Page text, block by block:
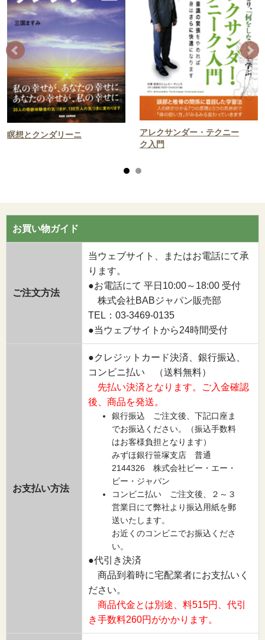
瞑想とクンダリーニ
アレクサンダー・テクニー
ク入門
お買い物ガイド
ご注文方法
当ウェブサイト、またはお電話にて承
ります。
●お電話にて 平日10:00～18:00 受付
株式会社BABジャパン販売部
TEL：03-3469-0135
●当ウェブサイトから24時間受付
お支払い方法
●クレジットカード決済、銀行振込、
コンビニ払い （送料無料）
先払い決済となります。ご入金確認
後、商品を発送。
銀行振込 ご注文後、下記口座ま
でお振込ください。（振込手数料
はお客様負担となります）
みずほ銀行笹塚支店 普通
2144326 株式会社ビー・エー・
ビー・ジャパン
コンビニ払い ご注文後、２～３
営業日にて弊社より振込用紙を郵
送いたします。
お近くのコンビニでお振込くださ
い。
●代引き決済
商品到着時に宅配業者にお支払いく
ださい。
商品代金とは別途、料515円、代引
き手数料260円がかかります。